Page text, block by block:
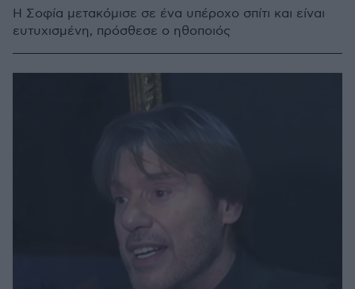
Η Σοφία μετακόμισε σε ένα υπέροχο σπίτι και είναι
ευτυχισμένη, πρόσθεσε ο ηθοποιός